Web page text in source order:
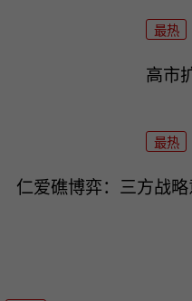
最热
高市
最热
仁爱礁博弈：三方战